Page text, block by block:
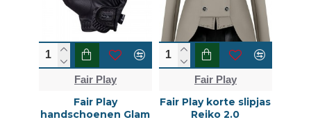
Fair Play
Fair Play
handschoenen Glam
Fair Play
Fair Play korte slipjas
Reiko 2.0